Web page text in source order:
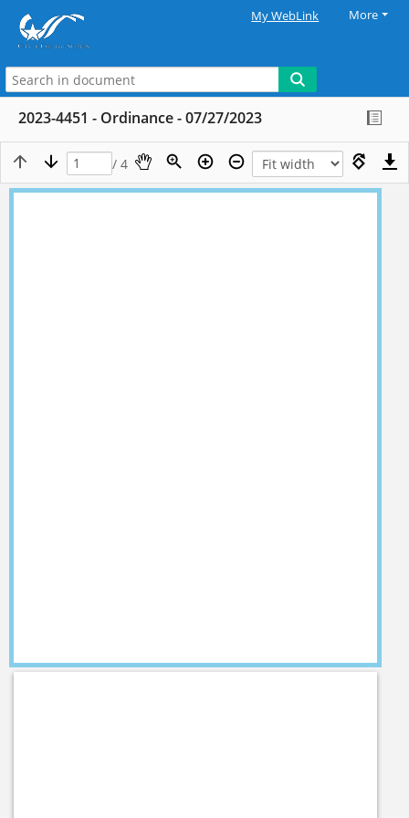
My WebLink More
2023-4451 - Ordinance - 07/27/2023
/ 4